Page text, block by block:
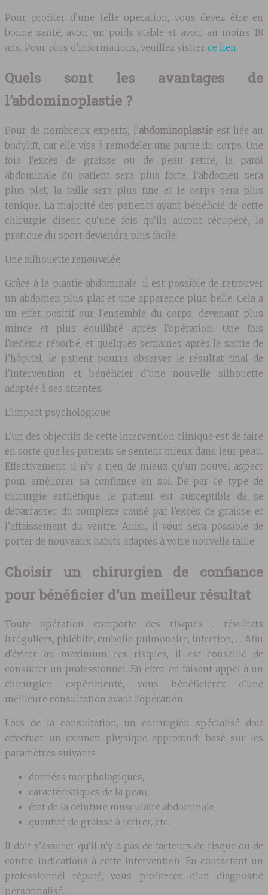
Pour profiter d’une telle opération, vous devez être en
bonne santé, avoir un poids stable et avoir au moins 18
ans. Pour plus d’informations, veuillez visiter ce lien.
Quels sont les avantages de
l’abdominoplastie ?
Pour de nombreux experts, l’abdominoplastieest liée au
bodylift, car elle vise à remodeler une partie du corps. Une
fois l’excès de graisse ou de peau retiré, la paroi
abdominale du patient sera plus forte, l’abdomen sera
plus plat, la taille sera plus fine et le corps sera plus
tonique. La majorité des patients ayant bénéficié de cette
chirurgie disent qu’une fois qu’ils auront récupéré, la
pratique du sport deviendra plus facile.
Une silhouette renouvelée
Grâce à la plastie abdominale, il est possible de retrouver
un abdomen plus plat et une apparence plus belle. Cela a
un effet positif sur l’ensemble du corps, devenant plus
mince et plus équilibré après l’opération. Une fois
l’œdème résorbé, et quelques semaines après la sortie de
l’hôpital, le patient pourra observer le résultat final de
l’intervention et bénéficier d’une nouvelle silhouette
adaptée à ses attentes.
L’impact psychologique
L’un des objectifs de cette intervention clinique est de faire
en sorte que les patients se sentent mieux dans leur peau.
Effectivement, il n’y a rien de mieux qu’un nouvel aspect
pour améliorer sa confiance en soi. De par ce type de
chirurgie esthétique, le patient est susceptible de se
débarrasser du complexe causé par l’excès de graisse et
l’affaissement du ventre. Ainsi, il vous sera possible de
porter de nouveaux habits adaptés à votre nouvelle taille.
Choisir un chirurgien de confiance
pour bénéficier d’un meilleur résultat
Toute opération comporte des risques : résultats
irréguliers, phlébite, embolie pulmonaire, infection, … Afin
d’éviter au maximum ces risques, il est conseillé de
consulter un professionnel. En effet, en faisant appel à un
chirurgien expérimenté, vous bénéficierez d’une
meilleure consultation avant l’opération.
Lors de la consultation, un chirurgien spécialisé doit
effectuer un examen physique approfondi basé sur les
paramètres suivants :
données morphologiques,
caractéristiques de la peau,
état de la ceinture musculaire abdominale,
quantité de graisse à retirer, etc.
Il doit s’assurer qu’il n’y a pas de facteurs de risque ou de
contre-indications à cette intervention. En contactant un
professionnel réputé, vous profiterez d’un diagnostic
personnalisé.